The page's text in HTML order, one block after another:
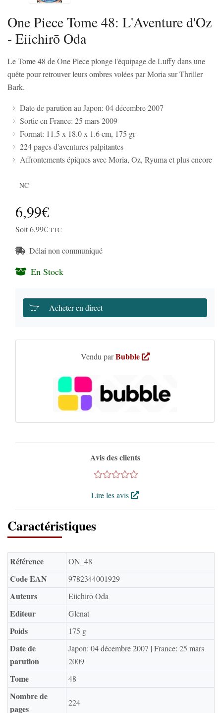
One Piece Tome 48: L'Aventure d'Oz
- Eiichirō Oda
Le Tome 48 de One Piece plonge l'équipage de Luffy dans une
quête pour retrouver leurs ombres volées par Moria sur Thriller
Bark.
Date de parution au Japon: 04 décembre 2007
Sortie en France: 25 mars 2009
Format: 11.5 x 18.0 x 1.6 cm, 175 gr
224 pages d'aventures palpitantes
Affrontements épiques avec Moria, Oz, Ryuma et plus encore
NC
6,99€
Soit 6,99€ TTC
Délai non communiqué
En Stock
Acheter en direct
Vendu parBubble
Avis des clients
Lire les avis
Caractéristiques
Référence ON_48
Code EAN 9782344001929
Auteurs Eiichirō Oda
Editeur Glenat
Poids 175 g
Date de
parution
Japon: 04 décembre 2007 | France: 25 mars
2009
Tome 48
Nombre de
pages
224